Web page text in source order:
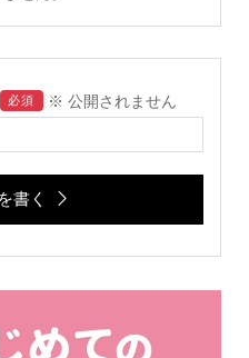
必須 ※ 公開されません
書く